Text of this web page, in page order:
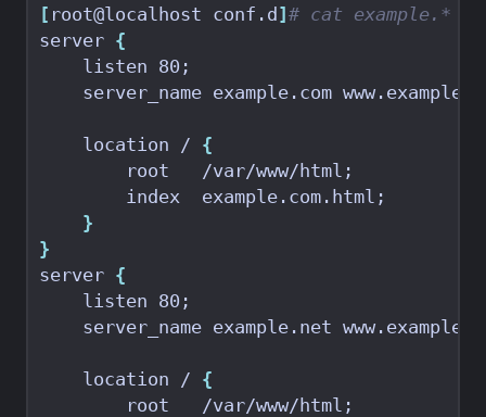
[ root@localhost conf.d ] # cat example.*
server {
    listen 80
;
server_name example.com
    location /
{
        root   /var/www/html
;
        index  example.com.html
;
}
}
server {
    listen 80
;
server_name example.net
    location /
{
        root   /var/www/html
;